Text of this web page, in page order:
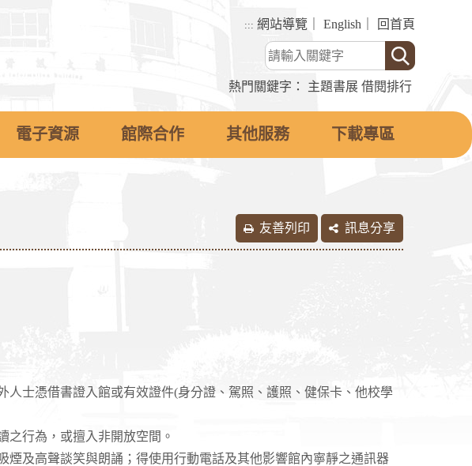
::: 網站導覽 English 回首頁
熱門關鍵字： 主題書展 借閱排行
電子資源 館際合作 其他服務 下載專區
友善列印 訊息分享
人士憑借書證入館或有效證件(身分證、駕照、護照、健保卡、他校學
之行為，或擅入非開放空間。
煙及高聲談笑與朗誦；得使用行動電話及其他影響館內寧靜之通訊器